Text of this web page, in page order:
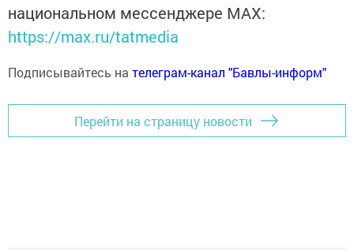
национальном мессенджере MАХ:
https://max.ru/tatmedia
Подписывайтесь на телеграм-канал "Бавлы-информ"
Перейти на страницу новости